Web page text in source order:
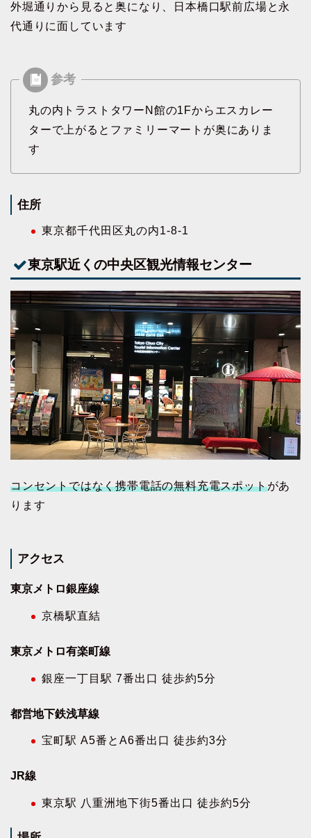
外堀通りから見ると奥になり、日本橋口駅前広場と永
代通りに面しています
丸の内トラストタワーN館の1Fからエスカレー
ターで上がるとファミリーマートが奥にありま
す
住所
東京都千代田区丸の内1-8-1
東京駅近くの中央区観光情報センター
コンセントではなく携帯電話の無料充電スポットがあ
ります
アクセス
東京メトロ銀座線
京橋駅直結
東京メトロ有楽町線
銀座一丁目駅 7番出口 徒歩約5分
都営地下鉄浅草線
宝町駅 A5番とA6番出口 徒歩約3分
JR線
東京駅 八重洲地下街5番出口 徒歩約5分